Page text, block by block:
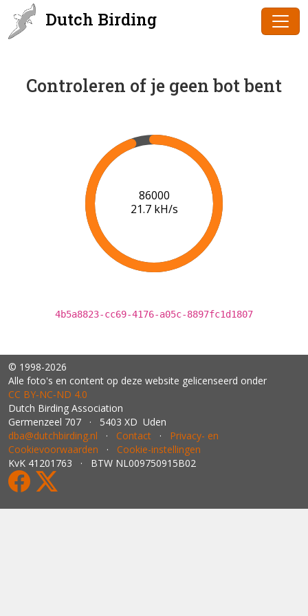
Dutch Birding
Controleren of je geen bot bent
86000
21.7 kH/s
4b5a8823-cc69-4176-a05c-8897fc1d1807
© 1998-2026
Alle foto's en content op deze website gelicenseerd onder
CC BY‑NC‑ND 4.0
Dutch Birding Association
Germenzeel 707 · 5403 XD Uden
dba@dutchbirding.nl · Contact · Privacy- en
Cookievoorwaarden · Cookie-instellingen
KvK 41201763 · BTW NL009750915B02